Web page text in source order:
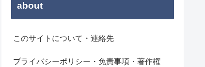
about
このサイトについて・連絡先
プライバシーポリシー・免責事項・著作権